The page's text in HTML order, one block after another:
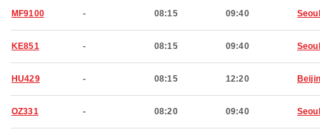
MF9100 - 08:15 09:40 Seoul
KE851 - 08:15 09:40 Seoul
HU429 - 08:15 12:20
OZ331 - 08:20 09:40 Seoul